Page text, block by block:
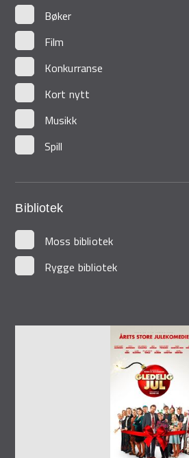
Bøker
Film
Konkurranse
Kort nytt
Musikk
Spill
Bibliotek
Moss bibliotek
Rygge bibliotek